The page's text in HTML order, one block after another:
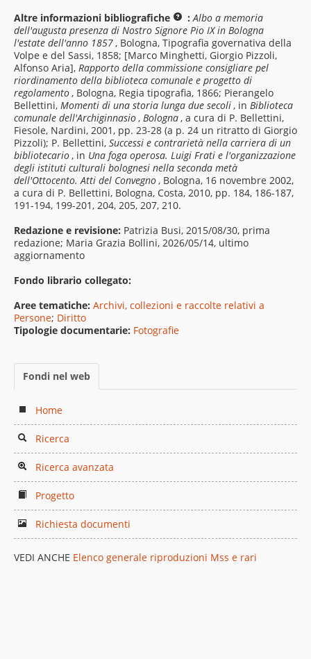
Altre informazioni bibliografiche
:Albo a memoria
dell'augusta presenza di Nostro Signore Pio IX in Bologna
l'estate dell'anno 1857, Bologna, Tipografia governativa della
Volpe e del Sassi, 1858; [Marco Minghetti, Giorgio Pizzoli,
Alfonso Aria], Rapporto della commissione consigliare pel
riordinamento della biblioteca comunale e progetto di
regolamento, Bologna, Regia tipografia, 1866; Pierangelo
Bellettini, Momenti di una storia lunga due secoli, in Biblioteca
comunale dell'Archiginnasio, Bologna, a cura di P. Bellettini,
Fiesole, Nardini, 2001, pp. 23-28 (a p. 24 un ritratto di Giorgio
Pizzoli); P. Bellettini, Successi e contrarietà nella carriera di un
bibliotecario, in Una foga operosa. Luigi Frati e l'organizzazione
degli istituti culturali bolognesi nella seconda metà
dell'Ottocento. Atti del Convegno, Bologna, 16 novembre 2002,
a cura di P. Bellettini, Bologna, Costa, 2010, pp. 184, 186-187,
191-194, 199-201, 204, 205, 207, 210.
Redazione e revisione: Patrizia Busi, 2015/08/30, prima
redazione; Maria Grazia Bollini, 2026/05/14, ultimo
aggiornamento
Fondo librario collegato:
Aree tematiche: Archivi, collezioni e raccolte relativi a
Persone; Diritto
Tipologie documentarie: Fotografie
Fondi nel web
Home
Ricerca
Ricerca avanzata
Progetto
Richiesta documenti
VEDI ANCHE Elenco generale riproduzioni Mss e rari